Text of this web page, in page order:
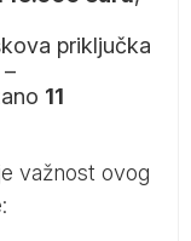
priključka
11
važnost ovog